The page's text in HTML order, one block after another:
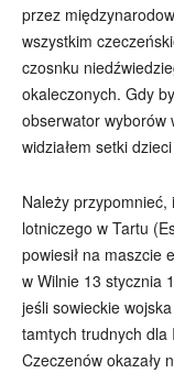
przez
wszystkim
czosnku
okaleczonych. Gdy
obserwator wyborów
widziałem setki
Należy
lotniczego w Tartu
powiesił na maszcie
w Wilnie 13 stycznia
jeśli sowieckie
tamtych trudnych dla
Czeczenów okazały